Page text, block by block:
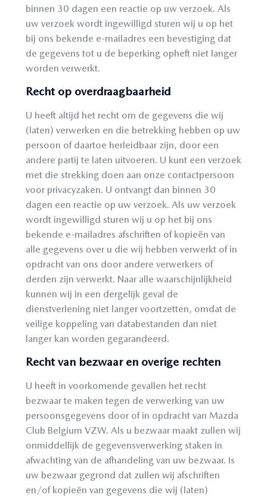
binnen 30 dagen een reactie op uw verzoek. Als
uw verzoek wordt ingewilligd sturen wij u op het
bij ons bekende e-mailadres een bevestiging dat
de gegevens tot u de beperking opheft niet langer
worden verwerkt.
Recht op overdraagbaarheid
U heeft altijd het recht om de gegevens die wij
(laten) verwerken en die betrekking hebben op uw
persoon of daartoe herleidbaar zijn, door een
andere partij te laten uitvoeren. U kunt een verzoek
met die strekking doen aan onze contactpersoon
voor privacyzaken. U ontvangt dan binnen 30
dagen een reactie op uw verzoek. Als uw verzoek
wordt ingewilligd sturen wij u op het bij ons
bekende e-mailadres afschriften of kopieën van
alle gegevens over u die wij hebben verwerkt of in
opdracht van ons door andere verwerkers of
derden zijn verwerkt. Naar alle waarschijnlijkheid
kunnen wij in een dergelijk geval de
dienstverlening niet langer voortzetten, omdat de
veilige koppeling van databestanden dan niet
langer kan worden gegarandeerd.
Recht van bezwaar en overige rechten
U heeft in voorkomende gevallen het recht
bezwaar te maken tegen de verwerking van uw
persoonsgegevens door of in opdracht van Mazda
Club Belgium VZW. Als u bezwaar maakt zullen wij
onmiddellijk de gegevensverwerking staken in
afwachting van de afhandeling van uw bezwaar. Is
uw bezwaar gegrond dat zullen wij afschriften
en/of kopieën van gegevens die wij (laten)